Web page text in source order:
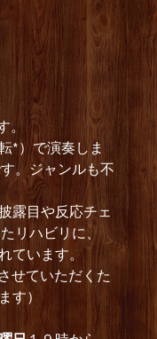
。
*）で演奏しま
。ジャンルも不
露目や反応チェ
リハビリに、
ています。
せていただくた
す）